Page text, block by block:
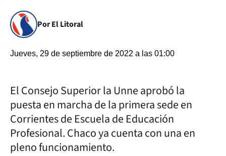
Por El Litoral
Jueves, 29 de septiembre de 2022 a las 01:00
El Consejo Superior la Unne aprobó la
puesta en marcha de la primera sede en
Corrientes de Escuela de Educación
Profesional. Chaco ya cuenta con una en
pleno funcionamiento.